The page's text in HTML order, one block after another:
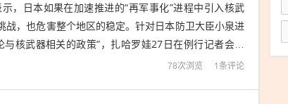
，日本如果在加速推进的“再军事化”进程中引入核武
战，也危害整个地区的稳定。针对日本防卫大臣小泉进
核武器相关的政策”，扎哈罗娃27日在例行记者会上
，日本能够在...
78次浏览 1条评论